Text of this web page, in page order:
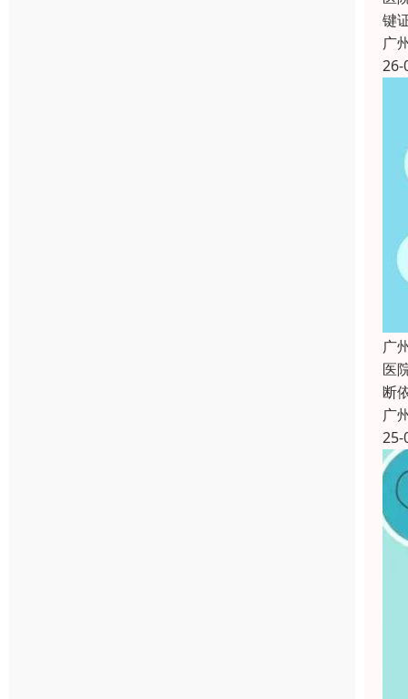
键
广
26-
广
医
断
广
25-